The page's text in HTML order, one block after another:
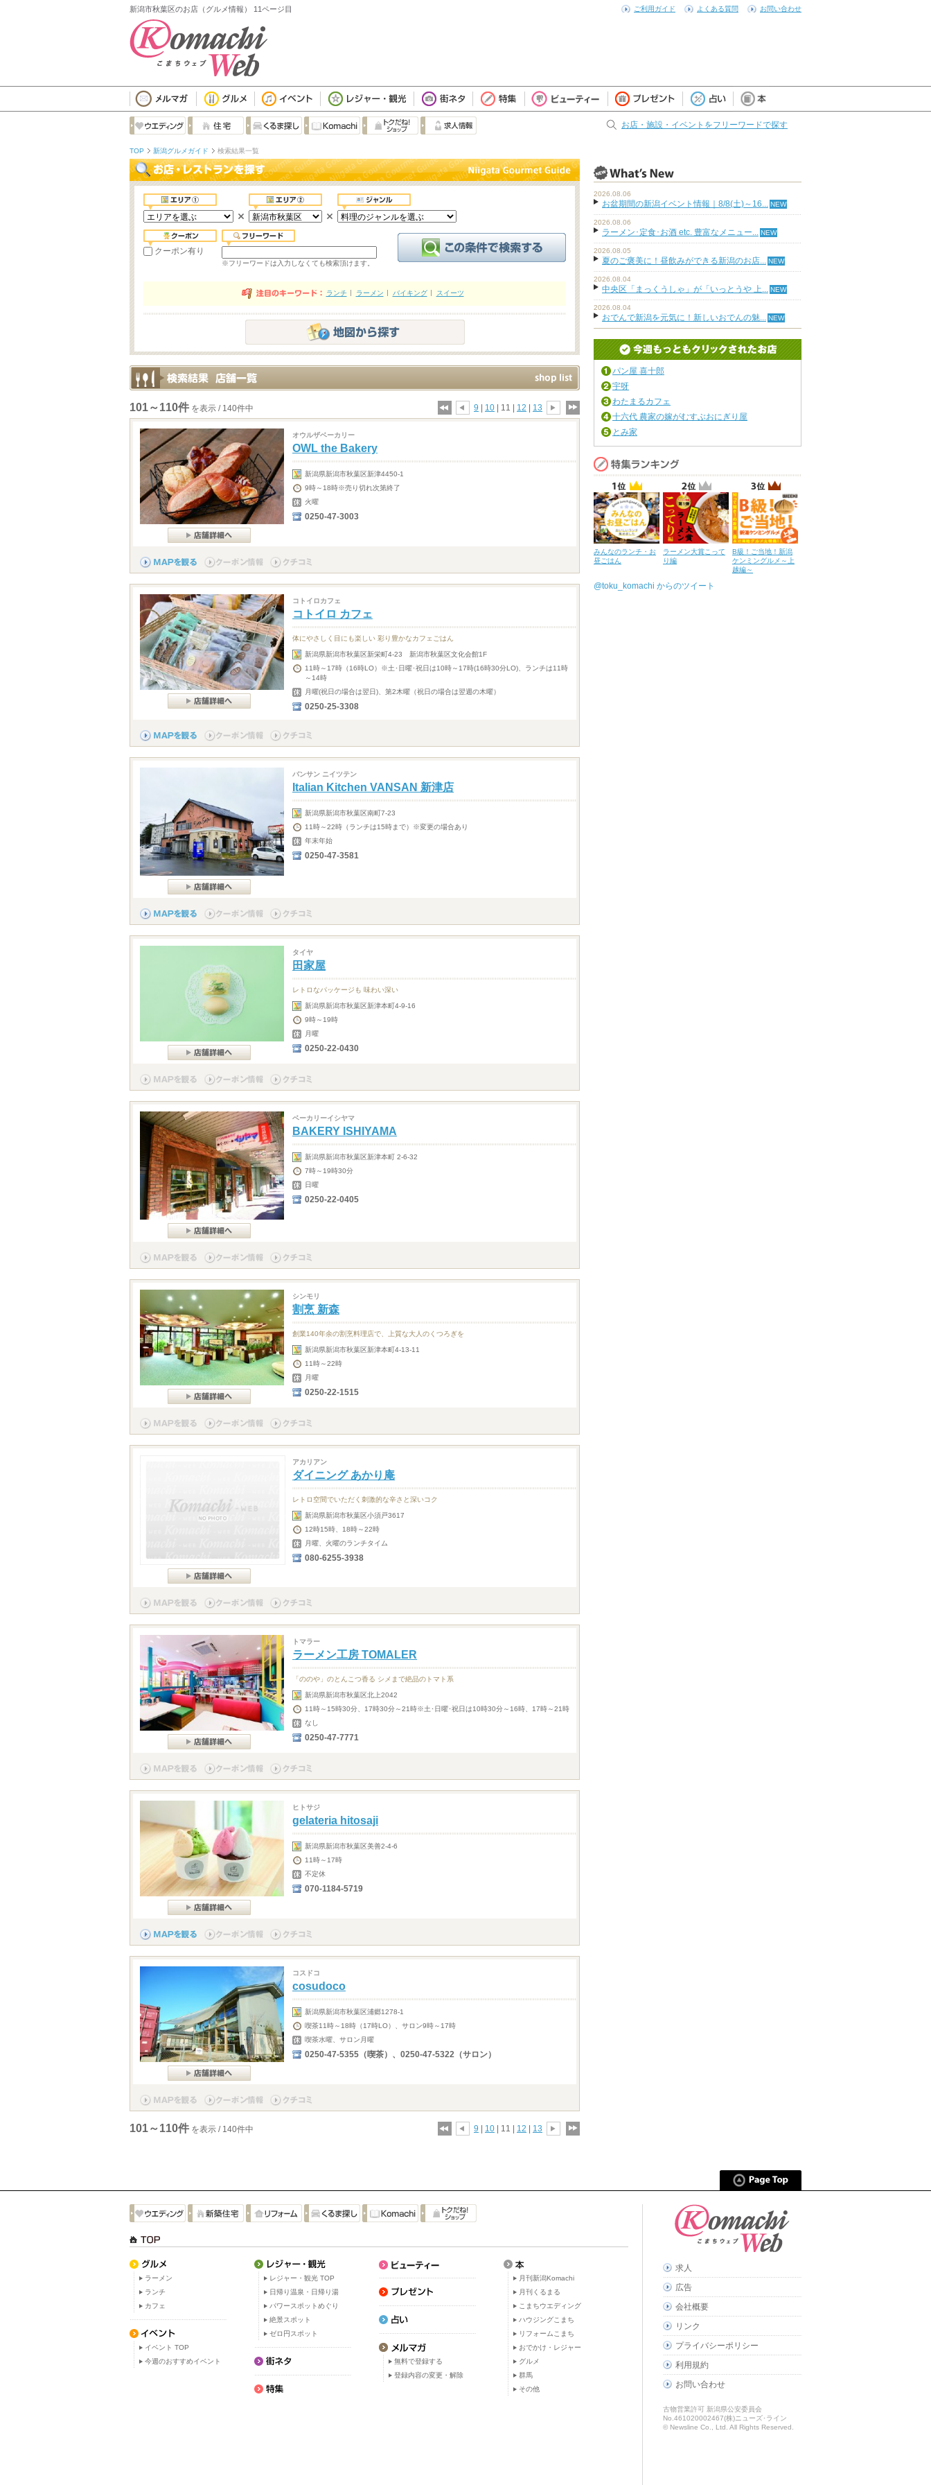
新潟市秋葉区のお店（グルメ情報） 11ページ目 ご利用ガイド よくある質問 お問い合わせ
お店・施設・イベントをフリーワードで探す
TOP 新潟グルメガイド 検索結果一覧
クーポン有り
※フリーワードは入力しなくても検索頂けます。
ランチ ラーメン バイキング スイーツ
101～110件 を表示 / 140件中 9 10 | 11 | 12 13
オウルザベーカリー
OWL the Bakery
新潟県新潟市秋葉区新津4450-1
9時～18時※売り切れ次第終了
火曜
0250-47-3003
コトイロカフェ
コトイロ カフェ
体にやさしく目にも楽しい 彩り豊かなカフェごはん
新潟県新潟市秋葉区新栄町4-23 新潟市秋葉区文化会館1F
11時～17時（16時LO）※土･日曜･祝日は10時～17時(16時30分LO)、ランチは11時
～14時
月曜(祝日の場合は翌日)、第2木曜（祝日の場合は翌週の木曜）
0250-25-3308
バンサン ニイツテン
Italian Kitchen VANSAN 新津店
新潟県新潟市秋葉区南町7-23
11時～22時（ランチは15時まで）※変更の場合あり
年末年始
0250-47-3581
タイヤ
田家屋
レトロなパッケージも 味わい深い
新潟県新潟市秋葉区新津本町4-9-16
9時～19時
月曜
0250-22-0430
ベーカリーイシヤマ
BAKERY ISHIYAMA
新潟県新潟市秋葉区新津本町 2-6-32
7時～19時30分
日曜
0250-22-0405
シンモリ
割烹 新森
創業140年余の割烹料理店で、上質な大人のくつろぎを
新潟県新潟市秋葉区新津本町4-13-11
11時～22時
月曜
0250-22-1515
アカリアン
ダイニング あかり庵
レトロ空間でいただく刺激的な辛さと深いコク
新潟県新潟市秋葉区小須戸3617
12時15時、18時～22時
月曜、火曜のランチタイム
080-6255-3938
トマラー
ラーメン工房 TOMALER
「ののや」のとんこつ香る シメまで絶品のトマト系
新潟県新潟市秋葉区北上2042
11時～15時30分、17時30分～21時※土･日曜･祝日は10時30分～16時、17時～21時
なし
0250-47-7771
ヒトサジ
gelateria hitosaji
新潟県新潟市秋葉区美善2-4-6
11時～17時
不定休
070-1184-5719
コスドコ
cosudoco
新潟県新潟市秋葉区浦郷1278-1
喫茶11時～18時（17時LO）、サロン9時～17時
喫茶水曜、サロン月曜
0250-47-5355（喫茶）、0250-47-5322（サロン）
101～110件 を表示 / 140件中 9 | 10 | 11 | 12 | 13
2026.08.06
お盆期間の新潟イベント情報｜8/8(土)～16...
2026.08.06
ラーメン･定食･お酒 etc. 豊富なメニュー...
2026.08.05
夏のご褒美に！昼飲みができる新潟のお店...
2026.08.04
中央区「まっくうしゃ」が「いっとうや 上...
2026.08.04
おでんで新潟を元気に！新しいおでんの魅...
パン屋 喜十郎
宇呀
わたまるカフェ
十六代 農家の嫁がむすぶおにぎり屋
とみ家
みんなのランチ・お
昼ごはん
ラーメン大賞こって
り編
B級！ご当地！新潟
ケンミングルメ～上
越編～
@toku_komachi からのツイート
ラーメン
ランチ
カフェ
イベント TOP
今週のおすすめイベント
レジャー・観光 TOP
日帰り温泉・日帰り湯
パワースポットめぐり
絶景スポット
ゼロ円スポット
無料で登録する
登録内容の変更・解除
月刊新潟Komachi
月刊くるまる
こまちウエディング
ハウジングこまち
リフォームこまち
おでかけ・レジャー
グルメ
群馬
その他
求人
広告
会社概要
リンク
プライバシーポリシー
利用規約
お問い合わせ
古物営業許可 新潟県公安委員会
No.461020002467(株)ニューズ･ライン
© Newsline Co., Ltd. All Rights Reserved.